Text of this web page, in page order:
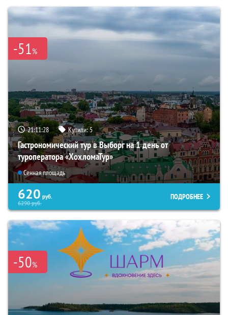
-51%
21:11:27 Купили:5
Гастрономический тур в Выборг на 1 день от
туроператора «ХохломаТур»
Сенная площадь
620 руб.
6290руб.
ПОДРОБНЕЕ
-50%